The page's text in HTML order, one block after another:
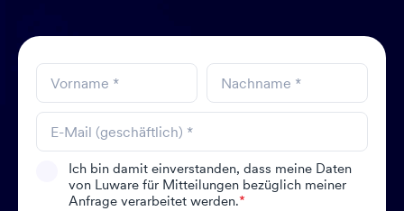
Ich bin damit einverstanden, dass meine Daten
von Luware für Mitteilungen bezüglich meiner
Anfrage verarbeitet werden.*